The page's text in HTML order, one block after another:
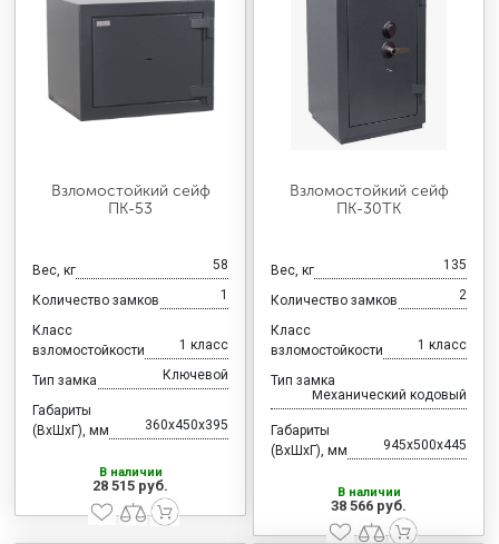
Взломостойкий сейф
ПК-53
Вес, кг 58
Количество замков 1
Класс
взломостойкости
1 класс
Тип замка Ключевой
Габариты
(ВхШхГ), мм
360x450x395
В наличии
28 515 руб.
Взломостойкий сейф
ПК-30ТК
Вес, кг 135
Количество замков 2
Класс
взломостойкости
1 класс
Тип замка
Механический кодовый
Габариты
(ВхШхГ), мм
945x500x445
В наличии
38 566 руб.